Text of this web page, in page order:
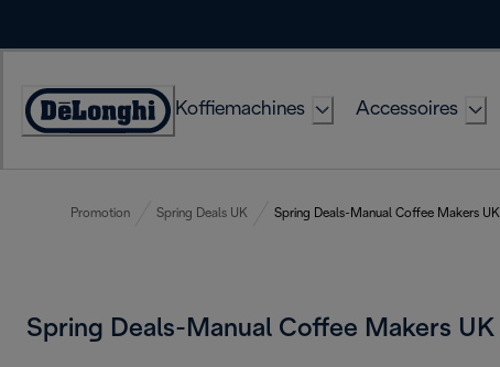
Accessibility
Koffiemachines Accessoires
Promotion Spring Deals UK Spring Deals-Manual Coffee Makers UK
Spring Deals-Manual Coffee Makers UK